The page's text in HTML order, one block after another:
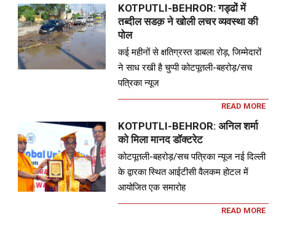
KOTPUTLI-BEHROR: गड्ढों में
तब्दील सडक़ ने खोली लचर व्यवस्था की
पोल
कई महीनों से क्षतिग्रस्त डाबला रोड़, जिम्मेदारों
ने साध रखी है चुप्पी कोटपूतली-बहरोड़/सच
पत्रिका न्यूज
READ MORE
KOTPUTLI-BEHROR: अनिल शर्मा
को मिला मानद डॉक्टरेट
कोटपूतली-बहरोड़/सच पत्रिका न्यूज नई दिल्ली
के द्वारका स्थित आईटीसी वैलकम होटल में
आयोजित एक समारोह
READ MORE